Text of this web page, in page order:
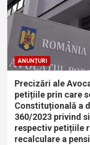
ANUNȚURI
Precizări ale
petițiile prin care
Constituțională a
360/2023 privind
respectiv petițiile
recalculare a